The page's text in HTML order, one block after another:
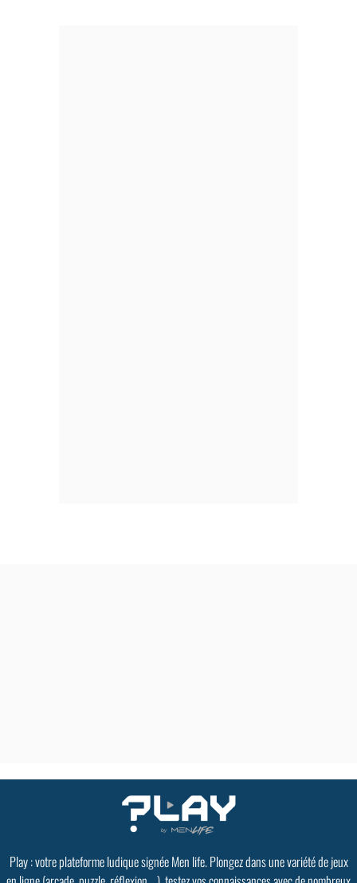
Play : votre plateforme ludique signée Men life. Plongez dans une variété de jeux